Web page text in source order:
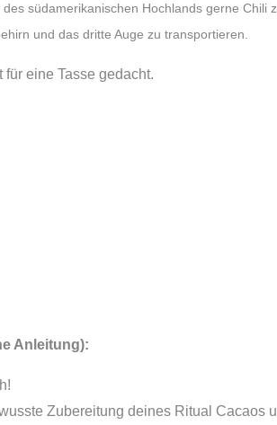
südamerikanischen Hochlands gerne
und das dritte Auge zu transportieren.
eine Tasse gedacht.
Anleitung):
Zubereitung deines Ritual Cacaos